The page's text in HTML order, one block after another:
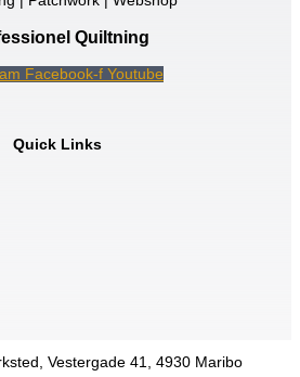
Quiltning
Facebook-f Youtube
Quick Links
Vestergade 41, 4930 Maribo